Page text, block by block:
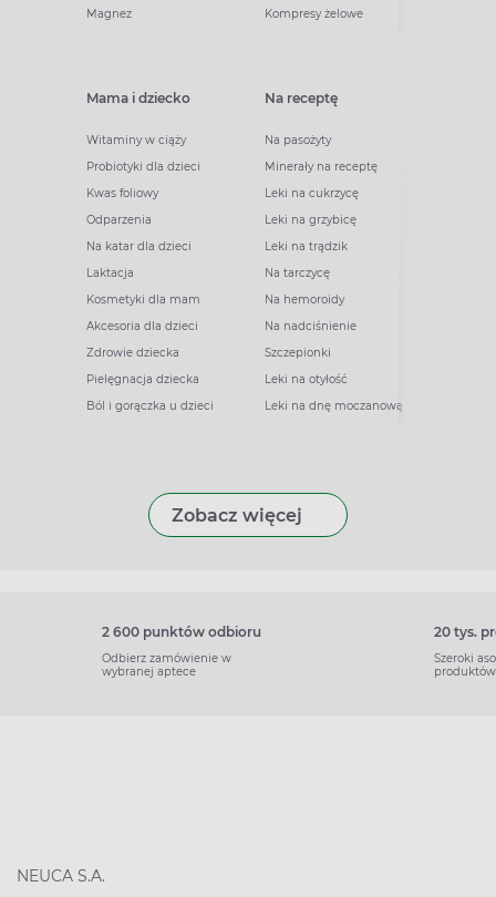
Magnez
Kompresy żelowe
Mama i dziecko
Witaminy w ciąży
Probiotyki dla dzieci
Kwas foliowy
Odparzenia
Na katar dla dzieci
Laktacja
Kosmetyki dla mam
Akcesoria dla dzieci
Zdrowie dziecka
Pielęgnacja dziecka
Ból i gorączka u dzieci
Na receptę
Na pasożyty
Minerały na receptę
Leki na cukrzycę
Leki na grzybicę
Leki na trądzik
Na tarczycę
Na hemoroidy
Na nadciśnienie
Szczepionki
Leki na otyłość
Leki na dnę moczanową
Zobacz więcej
2 600 punktów odbioru
Odbierz zamówienie w
wybranej aptece
20 tys.
Szeroki
produktów
NEUCA S.A.